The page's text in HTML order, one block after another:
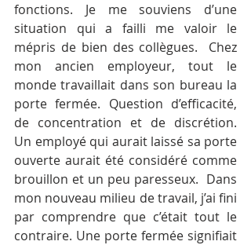
fonctions. Je me souviens d’une
situation qui a failli me valoir le
mépris de bien des collègues.  Chez
mon ancien employeur, tout le
monde travaillait dans son bureau la
porte fermée. Question d’efficacité,
de concentration et de discrétion.
Un employé qui aurait laissé sa porte
ouverte aurait été considéré comme
brouillon et un peu paresseux.  Dans
mon nouveau milieu de travail, j’ai fini
par comprendre que c’était tout le
contraire. Une porte fermée signifiait